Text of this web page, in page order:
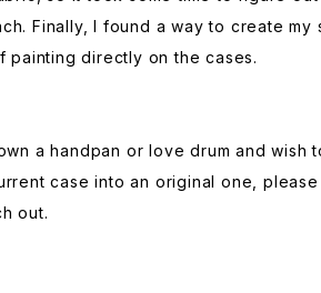
Finally, I found a way to create my
painting directly on the cases.
a handpan or love drum and wish
case into an original one,
out.